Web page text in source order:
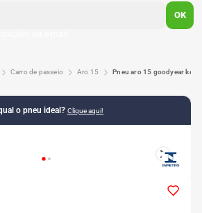
OK
carro de passeio aro 15 pneu aro 15 goodyear
o pneu ideal? Clique aqui!
Aro 13